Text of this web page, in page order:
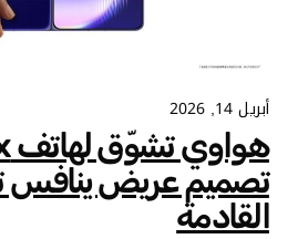
أبريل 14, 2026
تصميم عريض ينافس
القادمة